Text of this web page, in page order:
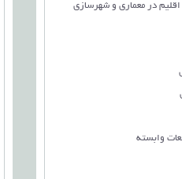
در معماری و شهرسازی
وابسته